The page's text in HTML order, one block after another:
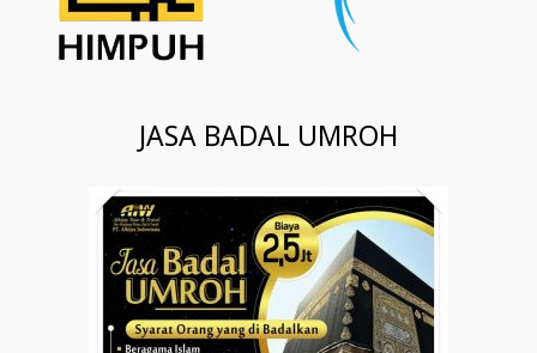
JASA BADAL UMROH